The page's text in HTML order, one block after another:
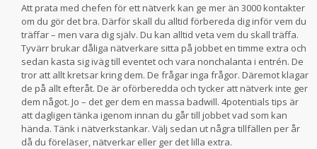
Att prata med chefen för ett nätverk kan ge mer än 3000 kontakter
om du gör det bra. Därför skall du alltid förbereda dig inför vem du
träffar – men vara dig själv. Du kan alltid veta vem du skall träffa.
Tyvärr brukar dåliga nätverkare sitta på jobbet en timme extra och
sedan kasta sig iväg till eventet och vara nonchalanta i entrén. De
tror att allt kretsar kring dem. De frågar inga frågor. Däremot klagar
de på allt efteråt. De är oförberedda och tycker att nätverk inte ger
dem något. Jo – det ger dem en massa badwill. 4potentials tips är
att dagligen tänka igenom innan du går till jobbet vad som kan
hända. Tänk i nätverkstankar. Välj sedan ut några tillfällen per år
då du föreläser, nätverkar eller ger det lilla extra.